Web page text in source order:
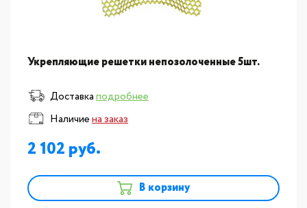
Укрепляющие решетки непозолоченные 5шт.
Доставкаподробнее
Наличиена заказ
2 102
В корзину